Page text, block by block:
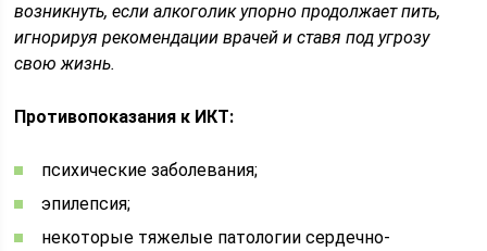
возникнуть, если алкоголик упорно продолжает пить,
игнорируя рекомендации врачей и ставя под угрозу
свою жизнь.
Противопоказания к ИКТ:
психические заболевания;
эпилепсия;
некоторые тяжелые патологии сердечно-